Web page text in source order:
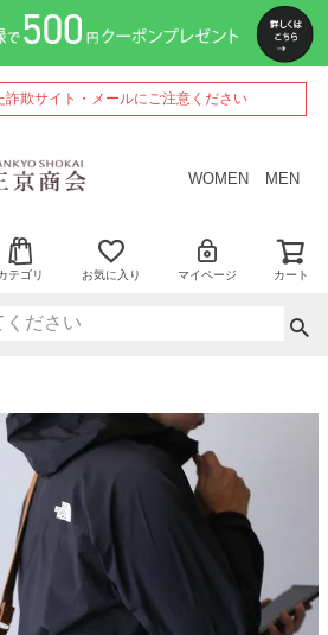
欺サイト・メールにご注意ください
WOMEN MEN
テゴリ お気に入り マイページ カート
ペー
ジト
ップ
へ